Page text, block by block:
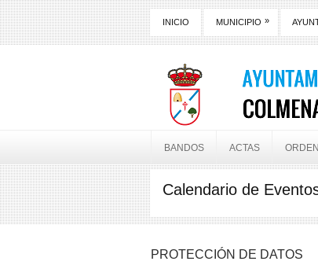
INICIO MUNICIPIO »
BANDOS ACTAS
Calendario de
PROTECCIÓN DE DATOS